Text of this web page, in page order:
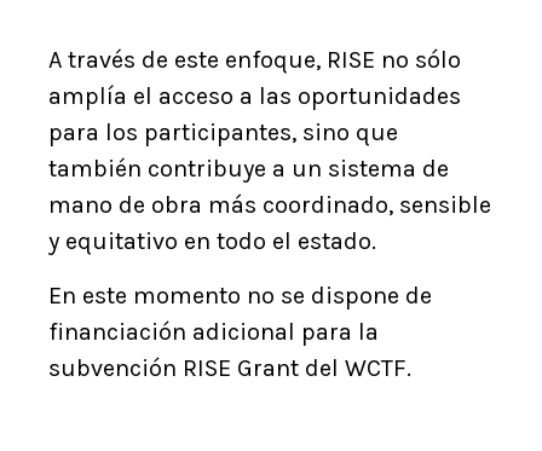
A través de este enfoque, RISE no sólo
amplía el acceso a las oportunidades
para los participantes, sino que
también contribuye a un sistema de
mano de obra más coordinado, sensible
y equitativo en todo el estado.
En este momento no se dispone de
financiación adicional para la
subvención RISE Grant del WCTF.